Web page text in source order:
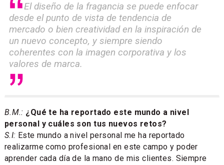
El diseño de la fragancia se puede enfocar
desde el punto de vista de tendencia de
mercado o bien creatividad en la inspiración de
un nuevo concepto, y siempre siendo
coherentes con la imagen corporativa y los
valores de marca.
B.M.: ¿Qué te ha reportado este mundo a nivel
personal y cuáles son tus nuevos retos?
S.I: Este mundo a nivel personal me ha reportado
realizarme como profesional en este campo y poder
aprender cada día de la mano de mis clientes. Siempre